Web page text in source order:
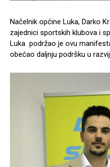
Načelnik općine Luka, Darko
zajednici sportskih klubova i
Luka podržao je ovu
obećao daljnju podršku u